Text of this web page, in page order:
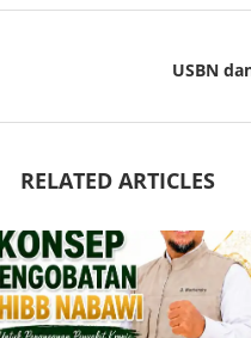
USBN
RELATED ARTICLES